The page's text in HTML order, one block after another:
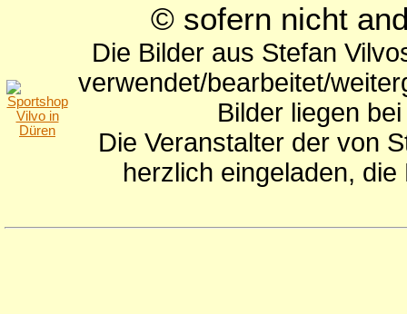
© sofern nicht
Die Bilder aus Stefan
verwendet/bearbeitet/
Bilder liegen
Die Veranstalter der von
herzlich eingeladen,